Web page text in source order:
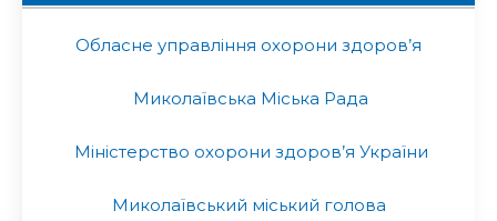
Обласне управління охорони здоров’я
Миколаївська Міська Рада
Міністерство охорони здоров’я України
Миколаївський міський голова